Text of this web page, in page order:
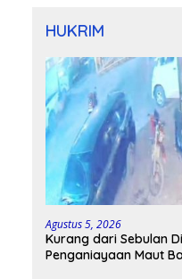
HUKRIM
Agustus 5, 2026
Kurang dari Sebulan
Penganiayaan Maut